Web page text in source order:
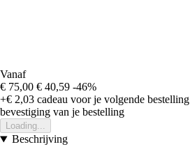
Vanaf
€ 75,00 € 40,59 -46%
+€ 2,03 cadeau voor je volgende bestelling
bevestiging van je bestelling
Loading...
Beschrijving